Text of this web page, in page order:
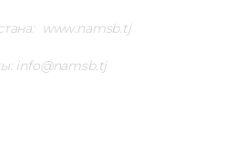
www.namsb.tj
info@namsb.tj